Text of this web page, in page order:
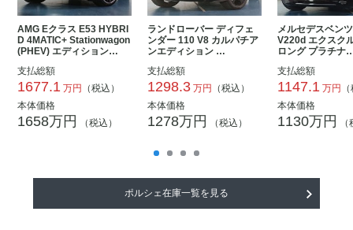
AMG Eクラス E53 HYBRI
D 4MATIC+ Stationwagon
(PHEV) エディション…
支払総額
1677.1 万円
（税込）
本体価格
1658万円 （税込）
ランドローバー ディフェ
ンダー 110 V8 カルパチア
ンエディション …
支払総額
1298.3 万円
（税込）
本体価格
1278万円 （税込）
メルセデスベン
V220d エクスク
ロング プラチナ
支払総額
1147.1 万円
本体価格
1130万円
ポルシェ在庫一覧を見る